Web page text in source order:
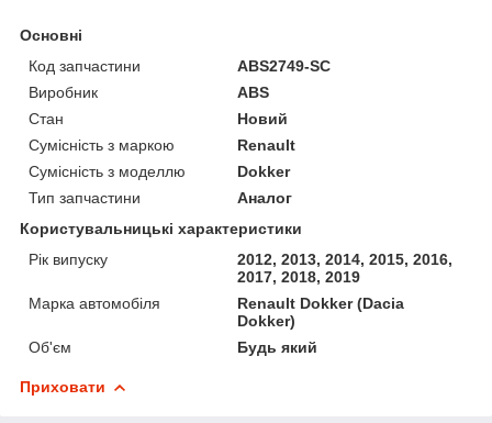
Основні
Код запчастини
ABS2749-SC
Виробник
ABS
Стан
Новий
Сумісність з маркою
Renault
Сумісність з моделлю
Dokker
Тип запчастини
Аналог
Користувальницькі характеристики
Рік випуску
2012, 2013, 2014, 2015, 2016,
2017, 2018, 2019
Марка автомобіля
Renault Dokker (Dacia
Dokker)
Об'єм
Будь який
Приховати